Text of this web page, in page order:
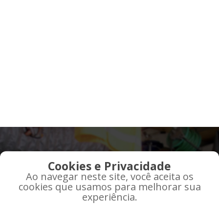
QUE TAL RECEBER AS
MELHORES OFERTAS EM
SEU EMAIL?
Cookies e Privacidade
Ao navegar neste site, você aceita os
cookies que usamos para melhorar sua
experiência.